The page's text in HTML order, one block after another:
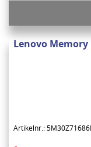
Lenovo Memory
Artikelnr.: